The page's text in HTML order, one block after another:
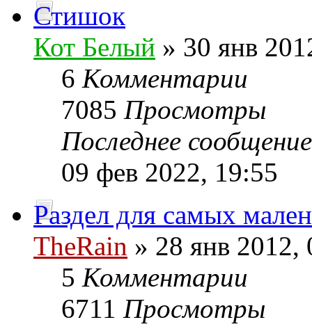
Стишок
Кот Белый » 30 янв
6 Комментарии
7085 Просмотры
Последнее
09 фев 2022, 19:55
Раздел для самых
TheRain » 28 янв 2012,
5 Комментарии
6711 Просмотры